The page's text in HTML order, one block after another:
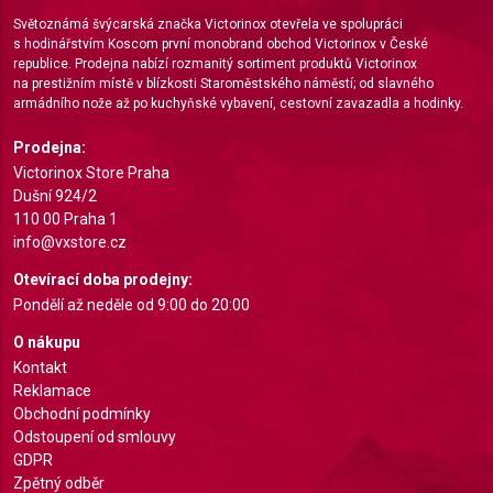
Světoznámá švýcarská značka Victorinox otevřela ve spolupráci
s hodinářstvím Koscom první monobrand obchod Victorinox v České
republice. Prodejna nabízí rozmanitý sortiment produktů Victorinox
na prestižním místě v blízkosti Staroměstského náměstí; od slavného
armádního nože až po kuchyňské vybavení, cestovní zavazadla a hodinky.
Prodejna:
Victorinox Store Praha
Dušní 924/2
110 00 Praha 1
info@vxstore.cz
Otevírací doba prodejny:
Pondělí až neděle od 9:00 do 20:00
O nákupu
Kontakt
Reklamace
Obchodní podmínky
Odstoupení od smlouvy
GDPR
Zpětný odběr
Use precise geolocation data
Identify devices based on information actively
requested
Necessary
Performance
Functional
Advertising